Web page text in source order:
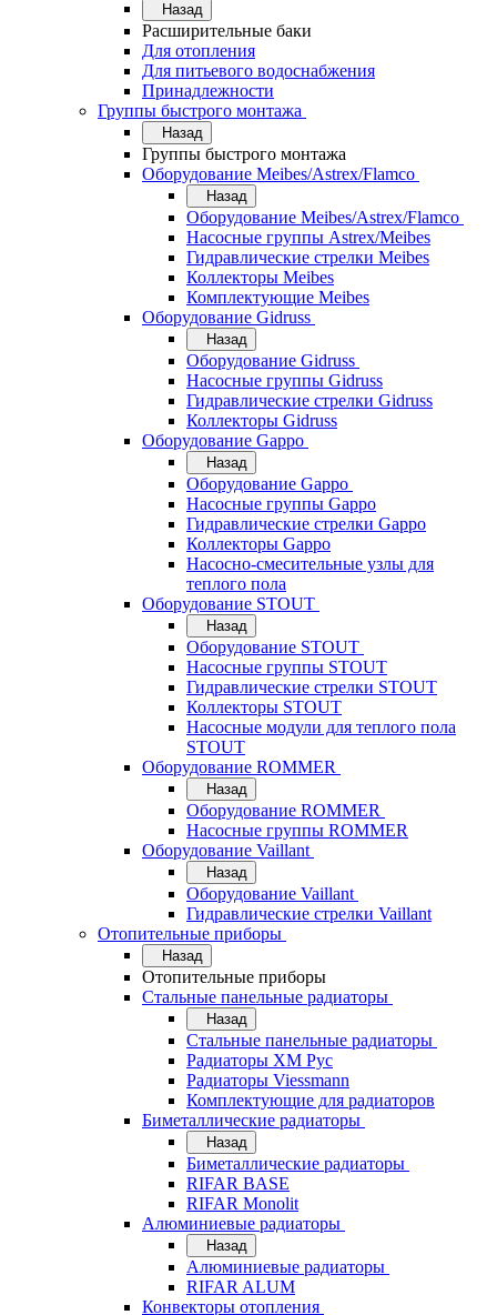
Назад
Расширительные баки
Для отопления
Для питьевого водоснабжения
Принадлежности
Группы быстрого монтажа
Назад
Группы быстрого монтажа
Оборудование Meibes/Astrex/Flamco
Назад
Оборудование Meibes/Astrex/Flamco
Насосные группы Astrex/Meibes
Гидравлические стрелки Meibes
Коллекторы Meibes
Комплектующие Meibes
Оборудование Gidruss
Назад
Оборудование Gidruss
Насосные группы Gidruss
Гидравлические стрелки Gidruss
Коллекторы Gidruss
Оборудование Gappo
Назад
Оборудование Gappo
Насосные группы Gappo
Гидравлические стрелки Gappo
Коллекторы Gappo
Насосно-смесительные узлы для
теплого пола
Оборудование STOUT
Назад
Оборудование STOUT
Насосные группы STOUT
Гидравлические стрелки STOUT
Коллекторы STOUT
Насосные модули для теплого пола
STOUT
Оборудование ROMMER
Назад
Оборудование ROMMER
Насосные группы ROMMER
Оборудование Vaillant
Назад
Оборудование Vaillant
Гидравлические стрелки Vaillant
Отопительные приборы
Назад
Отопительные приборы
Стальные панельные радиаторы
Назад
Стальные панельные радиаторы
Радиаторы ХМ Рус
Радиаторы Viessmann
Комплектующие для радиаторов
Биметаллические радиаторы
Назад
Биметаллические радиаторы
RIFAR BASE
RIFAR Monolit
Алюминиевые радиаторы
Назад
Алюминиевые радиаторы
RIFAR ALUM
Конвекторы отопления